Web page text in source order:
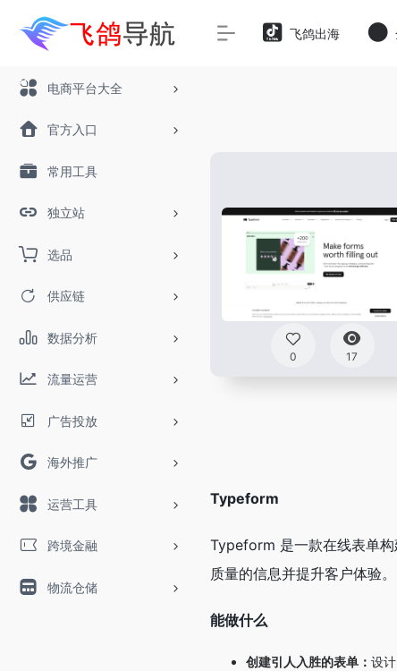
电商平台大全
官方入口
常用工具
独立站
选品
供应链
数据分析
流量运营
广告投放
海外推广
运营工具
跨境金融
物流仓储
飞鸽出海
0 17
Typeform
Typeform 是一款在线表单构
质量的信息并提升客户体验。
能做什么
创建引人入胜的表单： 设